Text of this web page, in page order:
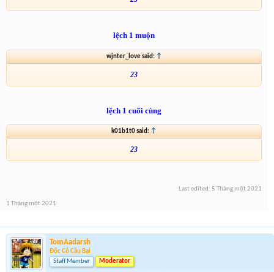
lệch 1 muộn
wjnter_love said: ↑
23
lệch 1 cuối cùng
k01b1t0 said: ↑
23
Last edited: 5 Tháng một 2021
1 Tháng một 2021
TomAadarsh
Độc Cô Cầu Bại
Staff Member
Moderator